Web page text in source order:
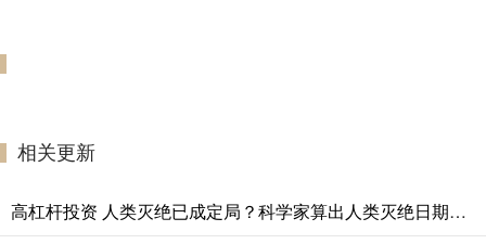
相关更新
高杠杆投资 人类灭绝已成定局？科学家算出人类灭绝日期，我们还能存在多久？